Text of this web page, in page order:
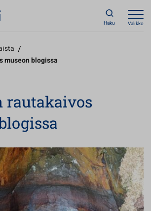
Haku Valikko
/
museon blogissa